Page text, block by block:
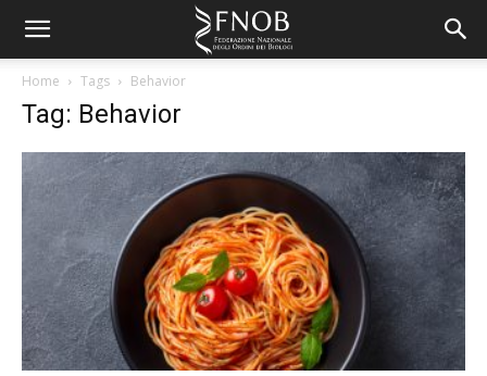
Home Tags Behavior
Tag: Behavior